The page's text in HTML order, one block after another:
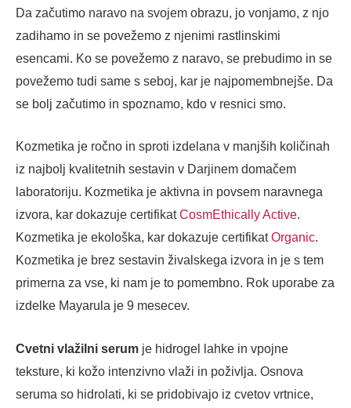
Da začutimo naravo na svojem obrazu, jo vonjamo, z njo
zadihamo in se povežemo z njenimi rastlinskimi
esencami. Ko se povežemo z naravo, se prebudimo in se
povežemo tudi same s seboj, kar je najpomembnejše. Da
se bolj začutimo in spoznamo, kdo v resnici smo.
Kozmetika je ročno in sproti izdelana v manjših količinah
iz najbolj kvalitetnih sestavin v Darjinem domačem
laboratoriju. Kozmetika je aktivna in povsem naravnega
izvora, kar dokazuje certifikatCosmEthically Active.
Kozmetika je ekološka, kar dokazuje certifikatOrganic.
Kozmetika je brez sestavin živalskega izvora in je s tem
primerna za vse, ki nam je to pomembno. Rok uporabe za
izdelke Mayarula je 9 mesecev.
Cvetni vlažilni serum je hidrogel lahke in vpojne
teksture, ki kožo intenzivno vlaži in poživlja. Osnova
seruma so hidrolati, ki se pridobivajo iz cvetov vrtnice,